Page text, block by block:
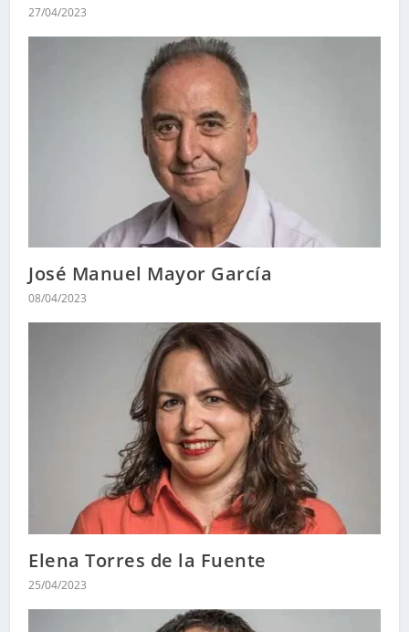
27/04/2023
José Manuel Mayor García
08/04/2023
Elena Torres de la Fuente
25/04/2023